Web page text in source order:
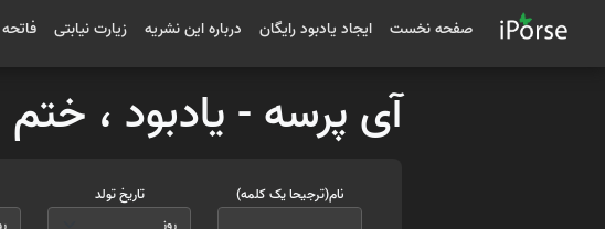
صفحه نخست ایجاد یادبود رایگان درباره این نشریه زیارت نیابتی فاتحه
آی پرسه - یادبود ،
نام(ترجیحا یک کلمه) تاریخ تولد